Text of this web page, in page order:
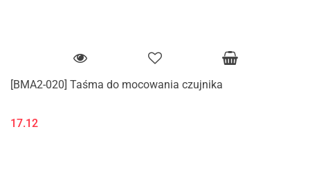
[BMA2-020] Taśma do mocowania czujnika
17.12